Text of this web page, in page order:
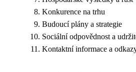
Konkurence na trhu
Budoucí plány a strategie
Sociální odpovědnost a
Kontaktní informace a